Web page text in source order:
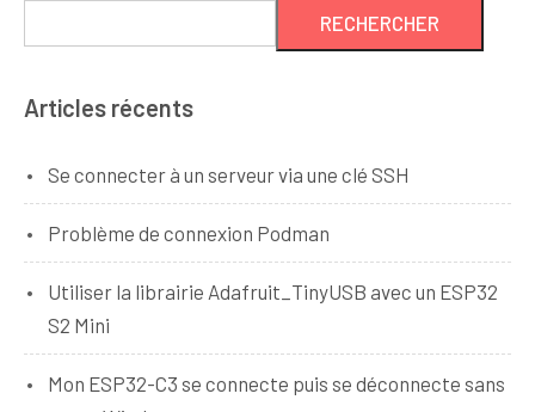
RECHERCHER
Articles récents
Se connecter à un serveur via une clé SSH
Problème de connexion Podman
Utiliser la librairie Adafruit_TinyUSB avec un ESP32
S2 Mini
Mon ESP32-C3 se connecte puis se déconnecte sans